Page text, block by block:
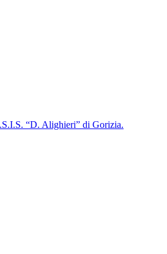
“D. Alighieri” di Gorizia.